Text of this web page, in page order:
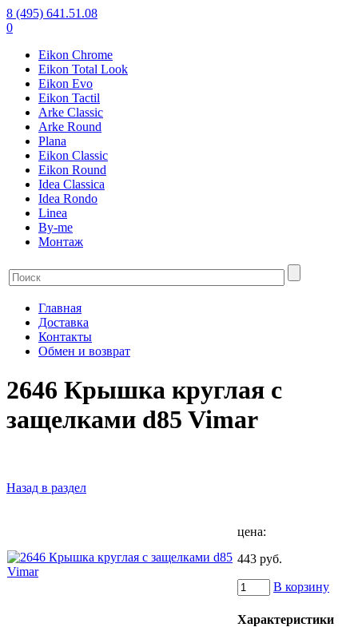
8 (495) 641.51.08
0
Eikon Chrome
Eikon Total Look
Eikon Evo
Eikon Tactil
Arke Classic
Arke Round
Plana
Eikon Classic
Eikon Round
Idea Classica
Idea Rondo
Linea
By-me
Монтаж
Главная
Доставка
Контакты
Обмен и возврат
2646 Крышка круглая с
защелками d85 Vimar
Назад в раздел
цена:
443 руб.
В корзину
Характеристики